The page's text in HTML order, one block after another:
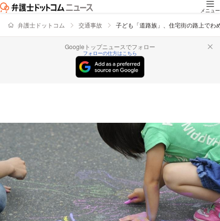
メニュー
弁護士ドットコム 交通事故 子ども「道路族」、住宅街の路上で
Googleトップニュースでフォロー
フォローの仕方はこちら